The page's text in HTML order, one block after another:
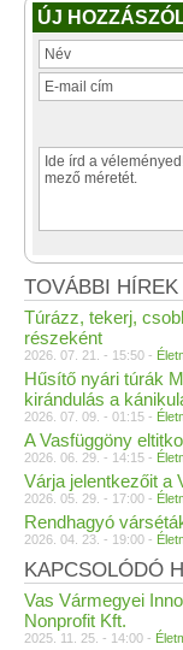
ÚJ
TOVÁBBI HÍREK
Túrázz, tekerj,
részeként
2026. 07. 21. - 15:50 -
Hűsítő nyári túrák
kirándulás a
2026. 07. 09. - 01:15 -
A Vasfüggöny
2026. 06. 29. - 14:15 -
Várja jelentkezőit a
2026. 05. 29. - 17:00 -
Rendhagyó
2026. 04. 23. - 19:00 -
KAPCSOLÓDÓ
Vas Vármegyei
Nonprofit Kft.
2025. 11. 25. - 14:00 -